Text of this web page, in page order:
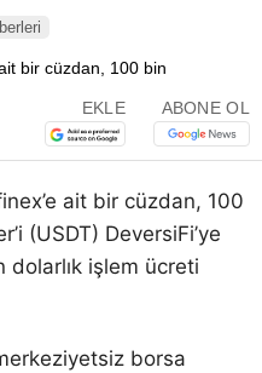
EKLE ABONE OL
ait bir cüzdan, 100
(USDT) DeversiFi’ye
işlem ücreti
borsa